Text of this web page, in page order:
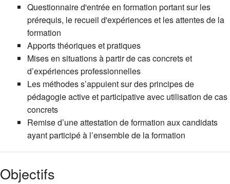
Questionnaire d'entrée en formation portant sur les
prérequis, le recueil d'expériences et les attentes de la
formation
Apports théoriques et pratiques
Mises en situations à partir de cas concrets et
d’expériences professionnelles
Les méthodes s’appuient sur des principes de
pédagogie active et participative avec utilisation de cas
concrets
Remise d’une attestation de formation aux candidats
ayant participé à l’ensemble de la formation
Objectifs